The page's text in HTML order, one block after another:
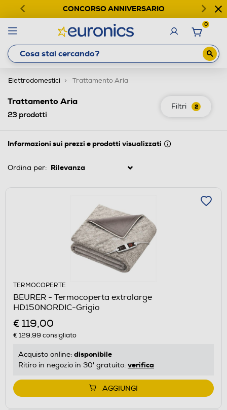
CONCORSO ANNIVERSARIO
0
Elettrodomestici Trattamento Aria
Filtri 2
Trattamento Aria
23prodotti
Informazioni sui prezzi e prodotti visualizzati
Ordina per:
TERMOCOPERTE
BEURER - Termocoperta extralarge
HD150NORDIC-Grigio
€ 119,00
€ 129,99 consigliato
Acquisto online: disponibile
Ritiro in negozio in 30' gratuito: verifica
AGGIUNGI